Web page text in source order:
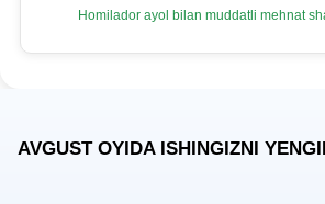
Homilador ayol bilan muddatli mehnat
AVGUST OYIDA ISHINGIZNI